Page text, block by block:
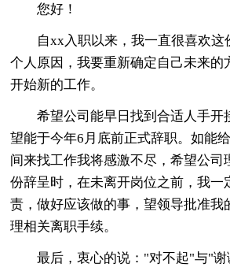
您好！
自xx入职以来，我一直很喜欢这
个人原因，我要重新确定自己未来的
开始新的工作。
希望公司能早日找到合适人手开
望能于今年6月底前正式辞职。如能
间来找工作我将感激不尽，希望公司
份辞呈时，在未离开岗位之前，我一
责，做好应该做的事，望领导批准我
理相关离职手续。
最后，衷心的说："对不起"与"谢